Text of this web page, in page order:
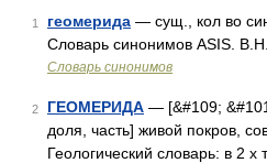
1 геомерида — сущ., кол во
Словарь синонимов ASIS.
Словарь синонимов
2 ГЕОМЕРИДА — [&#109;
доля, часть] живой покров,
Геологический словарь: в 2